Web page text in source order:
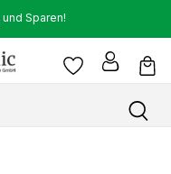
und Sparen!